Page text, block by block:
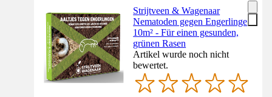
Strijtveen & Wagenaar
Nematoden gegen Engerlinge
10m² - Für einen gesunden,
grünen Rasen
Artikel wurde noch nicht
bewertet.